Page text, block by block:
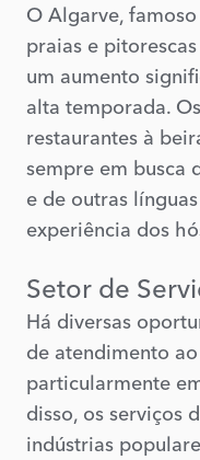
O Algarve,
praias e
um aumento
alta temporada.
restaurantes à
sempre em busca
e de outras
experiência dos
Setor de
Há diversas
de atendimento
particularmente
disso, os serviços
indústrias